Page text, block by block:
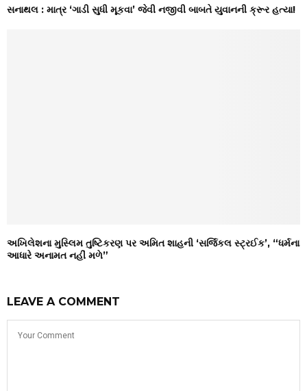
સનાથલ : માત્ર ‘ગાડી સુધી મૂકવા’ જેવી નજીવી બાબતે યુવાનની ક્રૂર હત્યા!
અખિલેશના મુસ્લિમ તુષ્ટિકરણ પર અમિત શાહની ‘સર્જિકલ સ્ટ્રઈક’, “ધર્મના
આધારે અનામત નહીં મળે”
LEAVE A COMMENT